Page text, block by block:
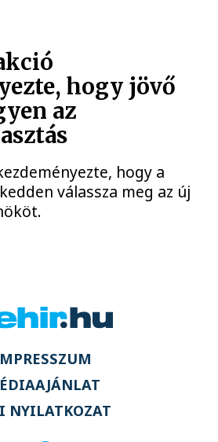
hogy jövő
az
hogy a
válassza meg az új
NYILATKOZAT